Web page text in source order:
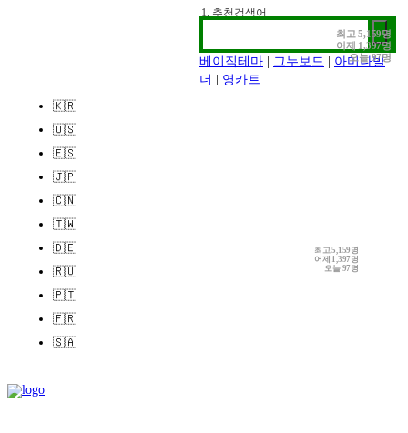
최고5,159명
어제 1,397명
오늘97명
1. 추천검색어
3. 작가인터뷰
베이직테마 그누보드
아미나빌
더
영카트
🇰🇷
🇺🇸
🇪🇸
🇯🇵
🇨🇳
🇹🇼
🇩🇪
🇷🇺
🇵🇹
🇫🇷
🇸🇦
최고5,159명
어제 1,397명
오늘 97명